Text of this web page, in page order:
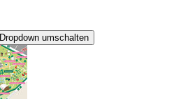
Dropdown umschalten